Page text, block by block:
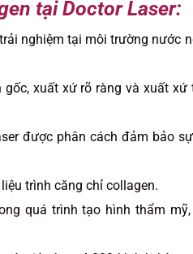
tại Doctor Laser:
nghiệm tại môi trường nước
xuất xứ rõ ràng và xuất xứ
được phân cách đảm bảo
trình căng chỉ collagen.
quá trình tạo hình thẩm